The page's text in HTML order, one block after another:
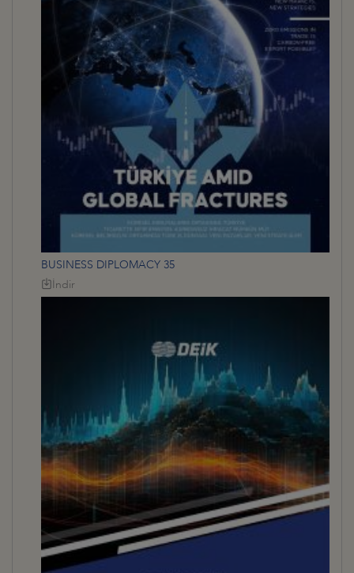
BUSINESS DIPLOMACY 35
İndir